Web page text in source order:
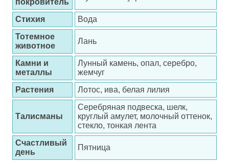
покровитель
Стихия
Вода
Тотемное
животное
Лань
Камни и
металлы
Лунный камень, опал, серебро,
жемчуг
Растения
Лотос, ива, белая лилия
Талисманы
Серебряная подвеска, шелк,
круглый амулет, молочный оттенок,
стекло, тонкая лента
Счастливый
день
Пятница